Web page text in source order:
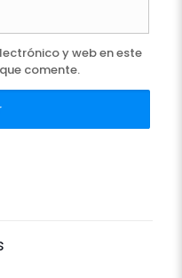
y web en este
comente.